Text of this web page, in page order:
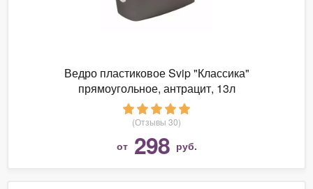
Ведро пластиковое Svip "Классика"
прямоугольное, антрацит, 13л
(Отзывы 30)
от 298 руб.